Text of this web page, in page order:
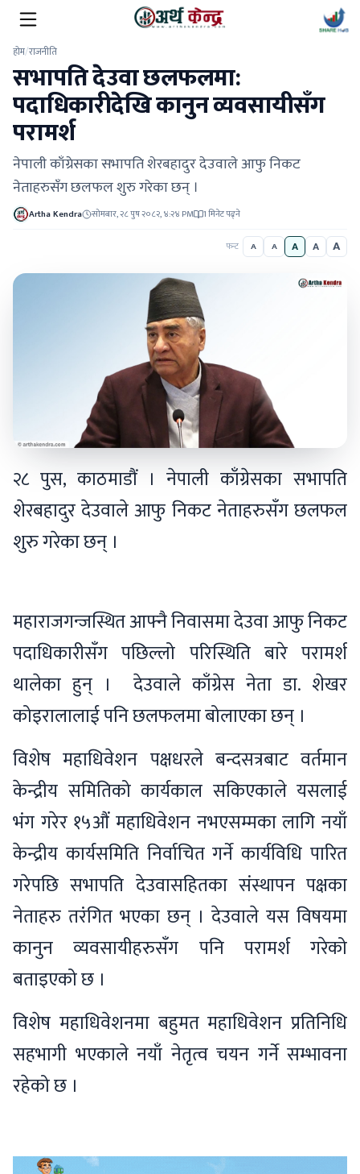
होम/राजनीति
सभापति देउवा छलफलमा:
पदाधिकारीदेखि कानुन व्यवसायीसँग
परामर्श
नेपाली काँग्रेसका सभापति शेरबहादुर देउवाले आफु निकट
नेताहरुसँग छलफल शुरु गरेका छन् ।
Artha Kendra सोमबार, २८ पुष २०८२, ४:२४ PM 1 मिनेट पढ्ने
फन्ट A A A A A
२८ पुस, काठमाडौं । नेपाली काँग्रेसका सभापति
शेरबहादुर देउवाले आफु निकट नेताहरुसँग छलफल
शुरु गरेका छन् ।
महाराजगन्जस्थित आफ्नै निवासमा देउवा आफु निकट
पदाधिकारीसँग पछिल्लो परिस्थिति बारे परामर्श
थालेका हुन् । देउवाले काँग्रेस नेता डा. शेखर
कोइरालालाई पनि छलफलमा बोलाएका छन् ।
विशेष महाधिवेशन पक्षधरले बन्दसत्रबाट वर्तमान
केन्द्रीय समितिको कार्यकाल सकिएकाले यसलाई
भंग गरेर १५औं महाधिवेशन नभएसम्मका लागि नयाँ
केन्द्रीय कार्यसमिति निर्वाचित गर्ने कार्यविधि पारित
गरेपछि सभापति देउवासहितका संस्थापन पक्षका
नेताहरु तरंगित भएका छन् । देउवाले यस विषयमा
कानुन व्यवसायीहरुसँग पनि परामर्श गरेको
बताइएको छ ।
विशेष महाधिवेशनमा बहुमत महाधिवेशन प्रतिनिधि
सहभागी भएकाले नयाँ नेतृत्व चयन गर्ने सम्भावना
रहेको छ ।